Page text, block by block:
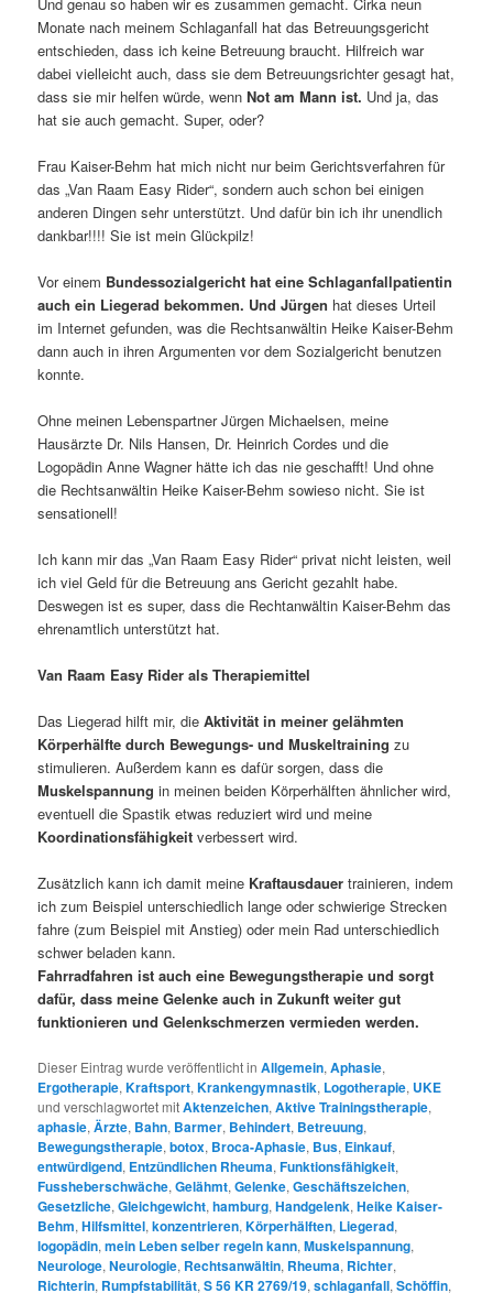
Monate nach meinem Schlaganfall hat das Betreuungsgericht
entschieden, dass ich keine Betreuung braucht. Hilfreich war
dabei vielleicht auch, dass sie dem Betreuungsrichter gesagt hat,
dass sie mir helfen würde, wennNot am Mann ist. Und ja, das
hat sie auch gemacht. Super, oder?
Frau Kaiser-Behm hat mich nicht nur beim Gerichtsverfahren für
das „Van Raam Easy Rider“, sondern auch schon bei einigen
anderen Dingen sehr unterstützt. Und dafür bin ich ihr unendlich
dankbar!!!! Sie ist mein Glückpilz!
Vor einem Bundessozialgericht hat eine Schlaganfallpatientin
auch ein Liegerad bekommen. Und Jürgen hat dieses Urteil
im Internet gefunden, was die Rechtsanwältin Heike Kaiser-Behm
dann auch in ihren Argumenten vor dem Sozialgericht benutzen
konnte.
Ohne meinen Lebenspartner Jürgen Michaelsen, meine
Hausärzte Dr. Nils Hansen, Dr. Heinrich Cordes und die
Logopädin Anne Wagner hätte ich das nie geschafft! Und ohne
die Rechtsanwältin Heike Kaiser-Behm sowieso nicht. Sie ist
sensationell!
Ich kann mir das „Van Raam Easy Rider“ privat nicht leisten, weil
ich viel Geld für die Betreuung ans Gericht gezahlt habe.
Deswegen ist es super, dass die Rechtanwältin Kaiser-Behm das
ehrenamtlich unterstützt hat.
Van Raam Easy Rider als Therapiemittel
Das Liegerad hilft mir, dieAktivität in meiner gelähmten
Körperhälfte durch Bewegungs- und Muskeltrainingzu
stimulieren. Außerdem kann es dafür sorgen, dass die
Muskelspannungin meinen beiden Körperhälften ähnlicher wird,
eventuell die Spastik etwas reduziert wird und meine
Koordinationsfähigkeitverbessert wird.
Zusätzlich kann ich damit meine Kraftausdauer trainieren, indem
ich zum Beispiel unterschiedlich lange oder schwierige Strecken
fahre (zum Beispiel mit Anstieg) oder mein Rad unterschiedlich
schwer beladen kann.
Fahrradfahren ist auch eine Bewegungstherapie und sorgt
dafür, dass meine Gelenke auch in Zukunft weiter gut
funktionieren und Gelenkschmerzen vermieden werden.
Dieser Eintrag wurde veröffentlicht inAllgemein,Aphasie,
Ergotherapie,Kraftsport,Krankengymnastik, Logotherapie, UKE
und verschlagwortet mitAktenzeichen,Aktive Trainingstherapie,
aphasie,Ärzte, Bahn, Barmer, Behindert, Betreuung,
Bewegungstherapie,botox, Broca-Aphasie, Bus, Einkauf,
entwürdigend, Entzündlichen Rheuma,Funktionsfähigkeit,
Fussheberschwäche,Gelähmt,Gelenke,Geschäftszeichen,
Gesetzliche,Gleichgewicht,hamburg,Handgelenk,Heike Kaiser-
Behm,Hilfsmittel,konzentrieren,Körperhälften, Liegerad,
logopädin,mein Leben selber regeln kann,Muskelspannung,
Neurologe,Neurologie, Rechtsanwältin, Rheuma, Richter,
Richterin, Rumpfstabilität,S 56 KR 2769/19,schlaganfall,Schöffin,